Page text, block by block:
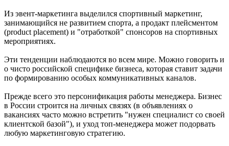
Из эвент-маркетинга выделился спортивный маркетинг,
занимающийся не развитием спорта, а продакт плейсментом
(product placement) и "отработкой" спонсоров на спортивных
мероприятиях.
Эти тенденции наблюдаются во всем мире. Можно говорить и
о чисто российской специфике бизнеса, которая ставит задачи
по формированию особых коммуникативных каналов.
Прежде всего это персонификация работы менеджера. Бизнес
в России строится на личных связях (в объявлениях о
вакансиях часто можно встретить "нужен специалист со своей
клиентской базой"), и уход топ-менеджера может подорвать
любую маркетинговую стратегию.